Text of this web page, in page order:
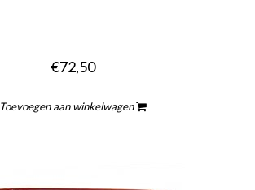
€72,50
Toevoegen aan winkelwagen